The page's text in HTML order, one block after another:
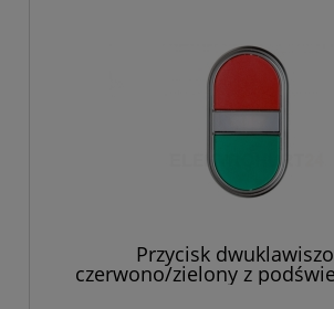
Przycisk
czerwono/zielony z
samopowrotem